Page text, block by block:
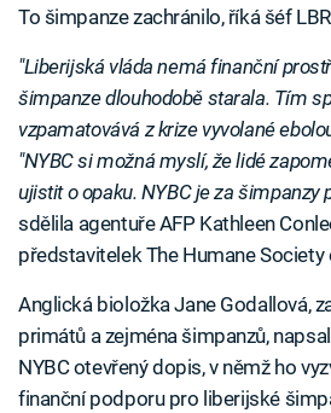
To šimpanze zachránilo, říká šéf
"Liberijská vláda nemá finanční
šimpanze dlouhodobě starala. Tím
vzpamatovává z krize vyvolané
"NYBC si možná myslí, že lidé
ujistit o opaku. NYBC je za šimpanzy
sdělila agentuře AFP Kathleen
představitelek The Humane Society
Anglická bioložka Jane Godallová,
primátů a zejména šimpanzů,
NYBC otevřený dopis, v němž ho
finanční podporu pro liberijské